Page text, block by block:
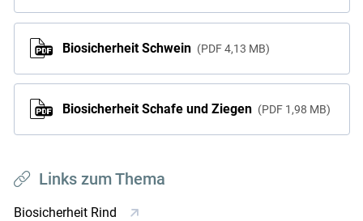
Biosicherheit Schwein PDF 4,13 MB
Biosicherheit Schafe und Ziegen PDF 1,98 MB
Links zum Thema
Biosicherheit Rind